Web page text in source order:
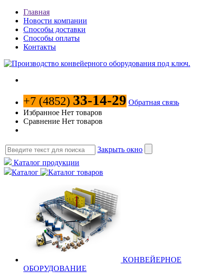
Главная
Новости компании
Способы доставки
Способы оплаты
Контакты
+7 (4852) 33-14-29 Обратная связь
Избранное Нет товаров
Сравнение Нет товаров
Закрыть окно
Каталог продукции
Каталог
КОНВЕЙЕРНОЕ
ОБОРУДОВАНИЕ